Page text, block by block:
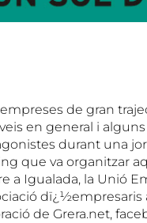
de gran
en general i
durant una
que va organitzar
a Igualada, la Unió
dï¿½empresaris
de Grera.net,